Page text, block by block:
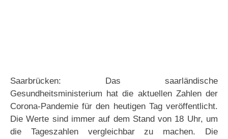
Saarbrücken: Das saarländische
Gesundheitsministerium hat die aktuellen Zahlen der
Corona-Pandemie für den heutigen Tag veröffentlicht.
Die Werte sind immer auf dem Stand von 18 Uhr, um
die Tageszahlen vergleichbar zu machen. Die